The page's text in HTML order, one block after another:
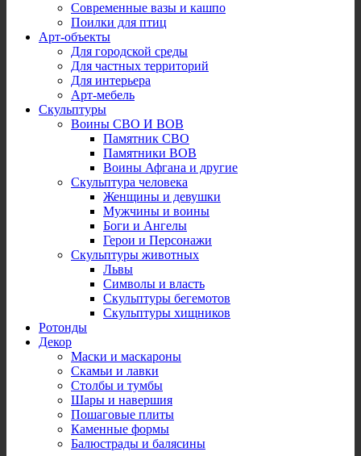
Современные вазы и кашпо
Поилки для птиц
Арт-объекты
Для городской среды
Для частных территорий
Для интерьера
Арт-мебель
Скульптуры
Воины СВО И ВОВ
Памятник СВО
Памятники ВОВ
Воины Афгана и другие
Скульптура человека
Женщины и девушки
Мужчины и воины
Боги и Ангелы
Герои и Персонажи
Скульптуры животных
Львы
Символы и власть
Скульптуры бегемотов
Скульптуры хищников
Ротонды
Декор
Маски и маскароны
Скамьи и лавки
Столбы и тумбы
Шары и навершия
Пошаговые плиты
Каменные формы
Балюстрады и балясины